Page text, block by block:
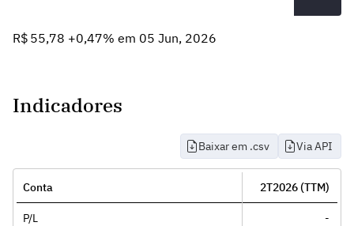
R$ 55,78 +0,47% em 05 Jun, 2026
Indicadores
Baixar em .csv Via API
Conta 2T2026 (TTM)
P/L -